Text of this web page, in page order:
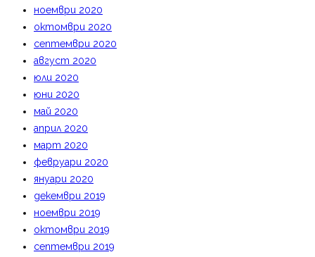
ноември 2020
октомври 2020
септември 2020
август 2020
юли 2020
юни 2020
май 2020
април 2020
март 2020
февруари 2020
януари 2020
декември 2019
ноември 2019
октомври 2019
септември 2019